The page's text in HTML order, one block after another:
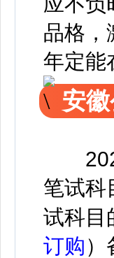
品格，
年定能
安
笔试科
试科目
订购）